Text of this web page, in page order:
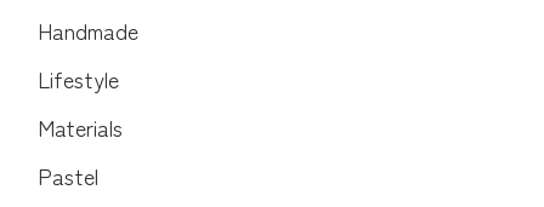
Handmade
Lifestyle
Materials
Pastel